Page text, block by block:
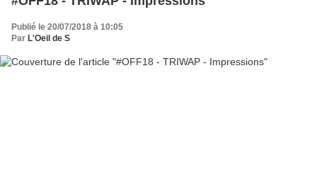
Publié le 20/07/2018 à 10:05
Par L'Oeil de S